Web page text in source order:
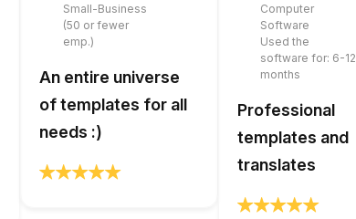
Small-Business
(50 or fewer
emp.)
An entire universe
of templates for all
needs :)
Computer
Software
Used the
software for: 6-12
months
Professional
templates and
translates